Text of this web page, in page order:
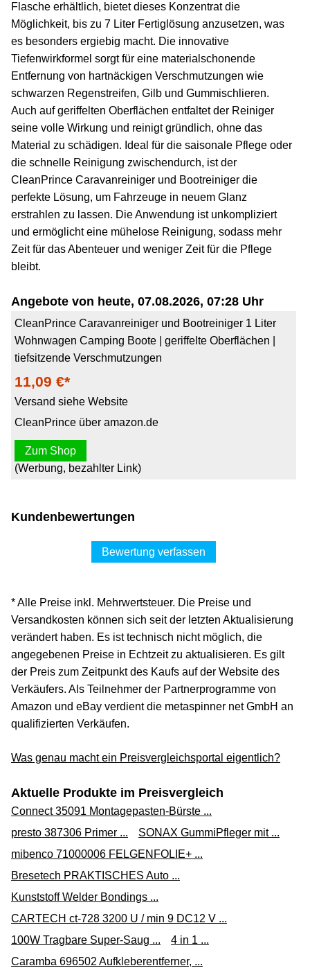
Flasche erhältlich, bietet dieses Konzentrat die
Möglichkeit, bis zu 7 Liter Fertiglösung anzusetzen, was
es besonders ergiebig macht. Die innovative
Tiefenwirkformel sorgt für eine materialschonende
Entfernung von hartnäckigen Verschmutzungen wie
schwarzen Regenstreifen, Gilb und Gummischlieren.
Auch auf geriffelten Oberflächen entfaltet der Reiniger
seine volle Wirkung und reinigt gründlich, ohne das
Material zu schädigen. Ideal für die saisonale Pflege oder
die schnelle Reinigung zwischendurch, ist der
CleanPrince Caravanreiniger und Bootreiniger die
perfekte Lösung, um Fahrzeuge in neuem Glanz
erstrahlen zu lassen. Die Anwendung ist unkompliziert
und ermöglicht eine mühelose Reinigung, sodass mehr
Zeit für das Abenteuer und weniger Zeit für die Pflege
bleibt.
Angebote von heute, 07.08.2026, 07:28 Uhr
CleanPrince Caravanreiniger und Bootreiniger 1 Liter
Wohnwagen Camping Boote | geriffelte Oberflächen |
tiefsitzende Verschmutzungen
11,09 €*
Versand siehe Website
CleanPrince über amazon.de
Zum Shop
(Werbung, bezahlter Link)
Kundenbewertungen
Bewertung verfassen
* Alle Preise inkl. Mehrwertsteuer. Die Preise und
Versandkosten können sich seit der letzten Aktualisierung
verändert haben. Es ist technisch nicht möglich, die
angegebenen Preise in Echtzeit zu aktualisieren. Es gilt
der Preis zum Zeitpunkt des Kaufs auf der Website des
Verkäufers. Als Teilnehmer der Partnerprogramme von
Amazon und eBay verdient die metaspinner net GmbH an
qualifizierten Verkäufen.
Was genau macht ein Preisvergleichsportal eigentlich?
Aktuelle Produkte im Preisvergleich
Connect 35091 Montagepasten-Bürste ...
presto 387306 Primer ...
SONAX GummiPfleger mit ...
mibenco 71000006 FELGENFOLIE+ ...
Bresetech PRAKTISCHES Auto ...
Kunststoff Welder Bondings ...
CARTECH ct-728 3200 U / min 9 DC12 V ...
100W Tragbare Super-Saug ...
4 in 1 ...
Caramba 696502 Aufkleberentferner, ...